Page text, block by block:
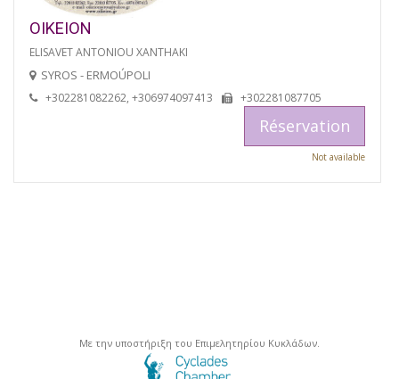
OIKEION
ELISAVET ANTONIOU XANTHAKI
SYROS - ERMOÚPOLI
+302281082262, +306974097413 +302281087705
Réservation
Not available
Με την υποστήριξη του Επιμελητηρίου Κυκλάδων.